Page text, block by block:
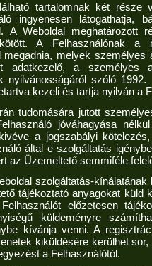
tartalomnak két része
ingyenesen látogathatja,
A Weboldal meghatározott
A Felhasználónak a
megadnia, melyek személyes
adatkezelő, a személyes
nyilvánosságáról szóló
kezeli és tartja nyilván a
tudomására jutott
jóváhagyása
a jogszabályi
által e szolgáltatás
az Üzemeltető semmiféle
szolgáltatás-
tájékoztató anyagokat küld
előzetesen
küldeményre
kívánja venni. A
kiküldésére kerülhet
a Felhasználótól.